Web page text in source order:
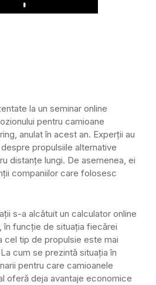
Play
la un seminar online
pentru camioane
anulat în acest an. Experții au
propulsiile alternative
distanțe lungi. De asemenea, ei
companiilor care folosesc
s-a alcătuit un calculator online
în funcție de situația fiecărei
cel tip de propulsie este mai
cum se prezintă situația în
pentru care camioanele
oferă deja avantaje economice